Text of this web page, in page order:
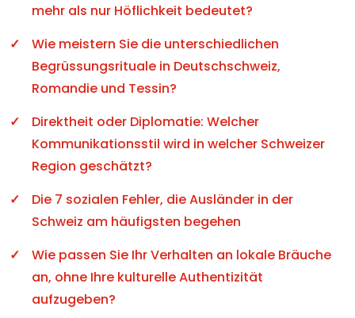
mehr als nur Höflichkeit bedeutet?
Wie meistern Sie die unterschiedlichen
Begrüssungsrituale in Deutschschweiz,
Romandie und Tessin?
Direktheit oder Diplomatie: Welcher
Kommunikationsstil wird in welcher Schweizer
Region geschätzt?
Die 7 sozialen Fehler, die Ausländer in der
Schweiz am häufigsten begehen
Wie passen Sie Ihr Verhalten an lokale Bräuche
an, ohne Ihre kulturelle Authentizität
aufzugeben?